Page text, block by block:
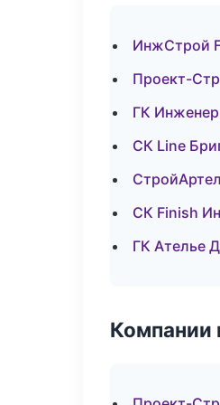
ИнжСтрой
Проект-
ГК
СК Line
СК Finish
ГК Ателье
Компании